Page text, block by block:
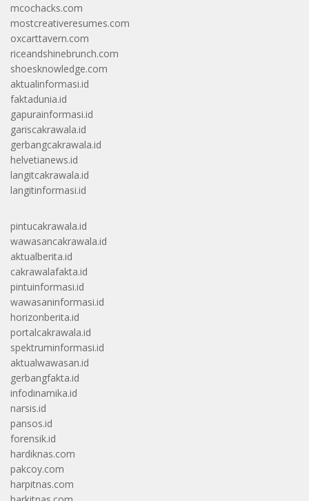
mcochacks.com
mostcreativeresumes.com
oxcarttavern.com
riceandshinebrunch.com
shoesknowledge.com
aktualinformasi.id
faktadunia.id
gapurainformasi.id
gariscakrawala.id
gerbangcakrawala.id
helvetianews.id
langitcakrawala.id
langitinformasi.id
pintucakrawala.id
wawasancakrawala.id
aktualberita.id
cakrawalafakta.id
pintuinformasi.id
wawasaninformasi.id
horizonberita.id
portalcakrawala.id
spektruminformasi.id
aktualwawasan.id
gerbangfakta.id
infodinamika.id
narsis.id
pansos.id
forensik.id
hardiknas.com
pakcoy.com
harpitnas.com